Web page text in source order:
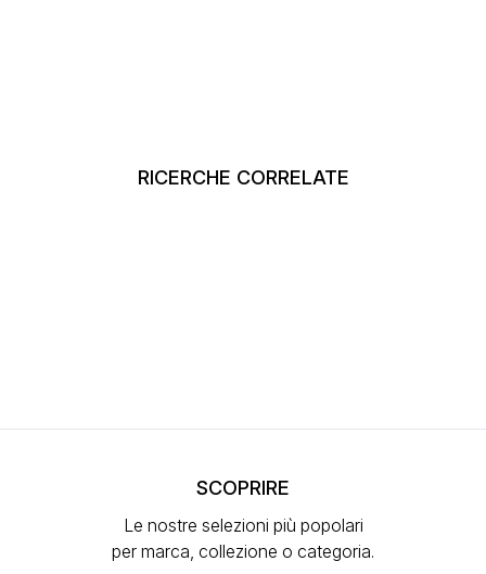
RICERCHE CORRELATE
SCOPRIRE
Le nostre selezioni più popolari
per marca, collezione o categoria.